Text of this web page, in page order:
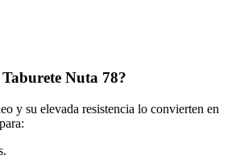
Nuta 78?
y su elevada resistencia lo convierten en